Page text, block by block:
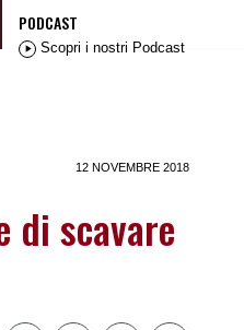
PODCAST
Scopri i nostri Podcast
12 NOVEMBRE 2018
di scavare